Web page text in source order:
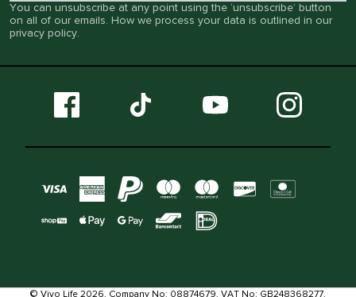
You can unsubscribe at any point using the ‘unsubscribe’ button
on all of our emails. How we process your data is outlined in our
privacy policy.
© Vivo Life 2026. Company No: 08874679. VAT No: GB248368277.